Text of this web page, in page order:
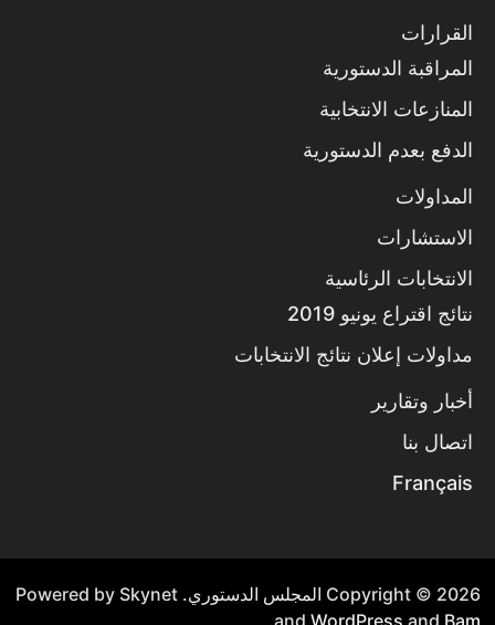
القرارات
المراقبة الدستورية
المنازعات الانتخابية
الدفع بعدم الدستورية
المداولات
الاستشارات
الانتخابات الرئاسية
نتائج اقتراع يونيو 2019
مداولات إعلان نتائج الانتخابات
أخبار وتقارير
اتصال بنا
Français
Copyright © 2026 المجلس الدستوري . Powered by Skynet